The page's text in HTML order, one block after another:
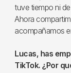
tuve tiempo ni
Ahora
acompañamos
Lucas, has
TikTok. ¿Por